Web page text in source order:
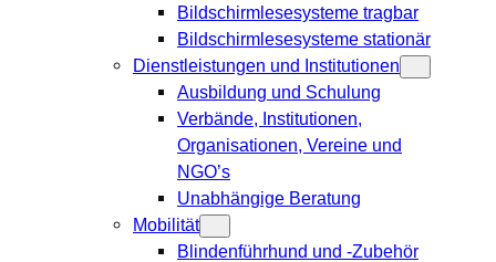
Bildschirmlesesysteme tragbar
Bildschirmlesesysteme stationär
Dienstleistungen und Institutionen
Ausbildung und Schulung
Verbände, Institutionen,
Organisationen, Vereine und
NGO’s
Unabhängige Beratung
Mobilität
Blindenführhund und -Zubehör